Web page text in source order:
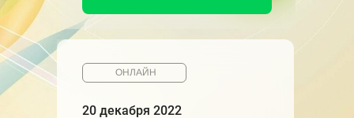
ОНЛАЙН
20 декабря 2022